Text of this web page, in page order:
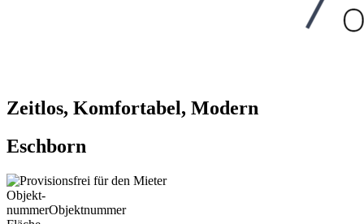
Zeitlos, Komfortabel, Modern
Eschborn
Objekt-
nummerObjektnummer